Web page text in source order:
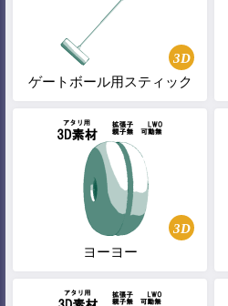
3D
ゲートボール用スティック
3D
ヨーヨー